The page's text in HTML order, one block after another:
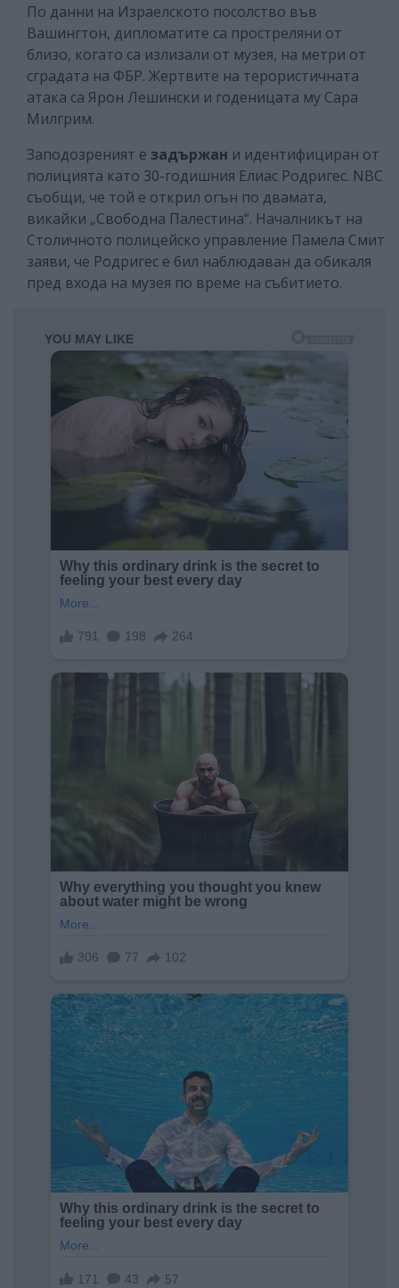
По данни на Израелското посолство във
Вашингтон, дипломатите са простреляни от
близо, когато са излизали от музея, на метри от
сградата на ФБР. Жертвите на терористичната
атака са Ярон Лешински и годеницата му Сара
Милгрим.
Заподозреният е задържан и идентифициран от
полицията като 30-годишния Елиас Родригес. NBC
съобщи, че той е открил огън по двамата,
викайки „Свободна Палестина“. Началникът на
Столичното полицейско управление Памела Смит
заяви, че Родригес е бил наблюдаван да обикаля
пред входа на музея по време на събитието.